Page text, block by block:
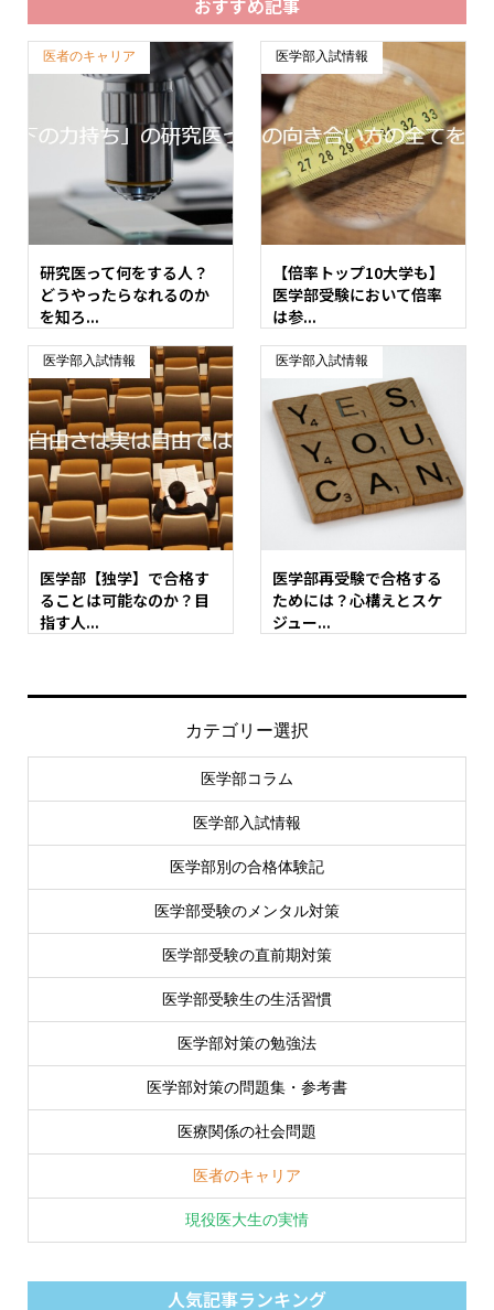
医者のキャリア
研究医って何をする人？
どうやったらなれるのか
を知ろ...
医学部入試情報
【倍率トップ10大学も】
医学部受験において倍率
は参...
医学部入試情報
医学部【独学】で合格す
ることは可能なのか？目
指す人...
医学部入試情報
医学部再受験で合格する
ためには？心構えとスケ
ジュー...
カテゴリー選択
医学部コラム
医学部入試情報
医学部別の合格体験記
医学部受験のメンタル対策
医学部受験の直前期対策
医学部受験生の生活習慣
医学部対策の勉強法
医学部対策の問題集・参考書
医療関係の社会問題
医者のキャリア
現役医大生の実情
人気記事ランキング